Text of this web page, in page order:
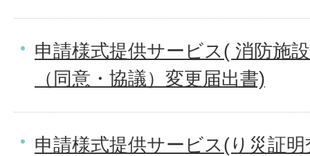
申請様式提供サービス( 消防施
（同意・協議）変更届出書)
申請様式提供サービス(り災証